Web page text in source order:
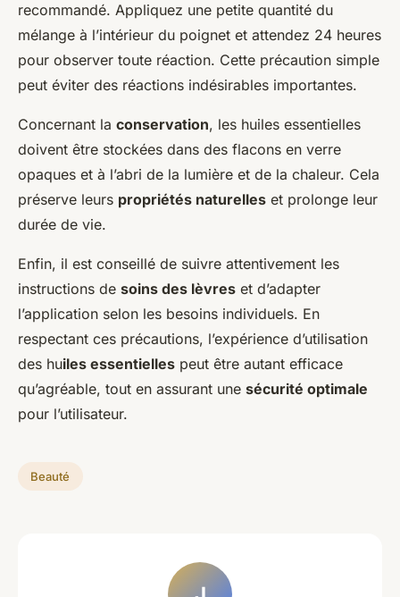
recommandé. Appliquez une petite quantité du
mélange à l’intérieur du poignet et attendez 24 heures
pour observer toute réaction. Cette précaution simple
peut éviter des réactions indésirables importantes.
Concernant la conservation, les huiles essentielles
doivent être stockées dans des flacons en verre
opaques et à l’abri de la lumière et de la chaleur. Cela
préserve leurs propriétés naturelles et prolonge leur
durée de vie.
Enfin, il est conseillé de suivre attentivement les
instructions de soins des lèvres et d’adapter
l’application selon les besoins individuels. En
respectant ces précautions, l’expérience d’utilisation
des huiles essentielles peut être autant efficace
qu’agréable, tout en assurant une sécurité optimale
pour l’utilisateur.
Beauté